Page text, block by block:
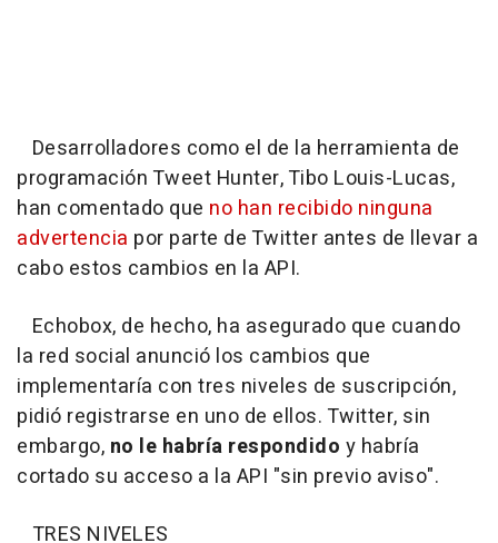
Desarrolladores como el de la herramienta de
programación Tweet Hunter, Tibo Louis-Lucas,
han comentado que no han recibido ninguna
advertencia por parte de Twitter antes de llevar a
cabo estos cambios en la API.
Echobox, de hecho, ha asegurado que cuando
la red social anunció los cambios que
implementaría con tres niveles de suscripción,
pidió registrarse en uno de ellos. Twitter, sin
embargo, no le habría respondido y habría
cortado su acceso a la API "sin previo aviso".
TRES NIVELES